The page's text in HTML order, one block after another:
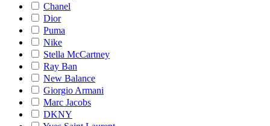
Chanel
Dior
Puma
Nike
Stella McCartney
Ray Ban
New Balance
Giorgio Armani
Marc Jacobs
DKNY